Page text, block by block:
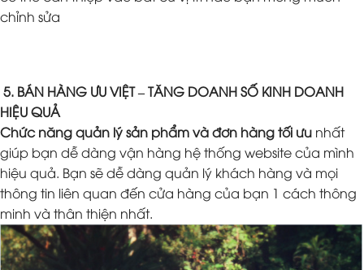
chỉnh sửa
5. BÁN HÀNG ƯU VIỆT – TĂNG DOANH SỐ KINH DOANH
HIỆU QUẢ
Chức năng quản lý sản phẩm và đơn hàng tối ưu nhất
giúp bạn dễ dàng vận hàng hệ thống website của mình
hiệu quả. Bạn sẽ dễ dàng quản lý khách hàng và mọi
thông tin liên quan đến cửa hàng của bạn 1 cách thông
minh và thân thiện nhất.